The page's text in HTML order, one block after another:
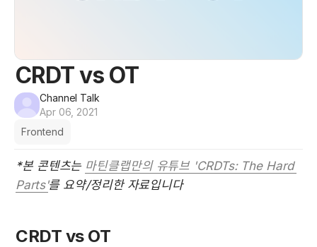
CRDT vs OT
Channel Talk
Apr 06, 2021
Frontend
*본 콘텐츠는 마틴클랩만의 유튜브 'CRDTs: The Hard
Parts'를 요약/정리한 자료입니다
CRDT vs OT